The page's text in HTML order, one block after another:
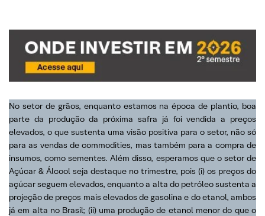
No setor de grãos, enquanto estamos na época de plantio, boa
parte da produção da próxima safra já foi vendida a preços
elevados, o que sustenta uma visão positiva para o setor, não só
para as vendas de commodities, mas também para a compra de
insumos, como sementes. Além disso, esperamos que o setor de
Açúcar & Álcool seja destaque no trimestre, pois (i) os preços do
açúcar seguem elevados, enquanto a alta do petróleo sustenta a
projeção de preços mais elevados de gasolina e do etanol, ambos
já em alta no Brasil; (ii) uma produção de etanol menor do que o